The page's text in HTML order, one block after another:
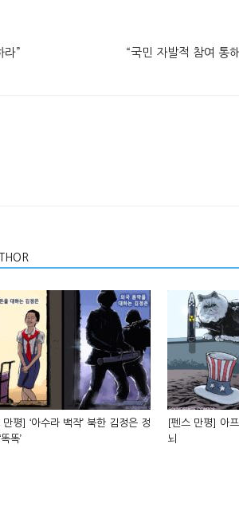
라” “국민 자발적 참여 통
만평] ‘아수라 백작’ 북한 김정은 정
똑’
[펜스 만평] 아
뇌